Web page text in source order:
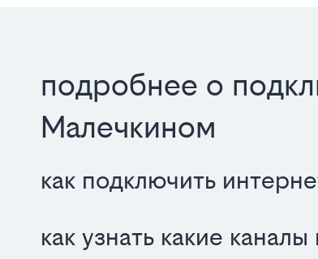
подробнее о
Малечкином
как подключить
как узнать какие